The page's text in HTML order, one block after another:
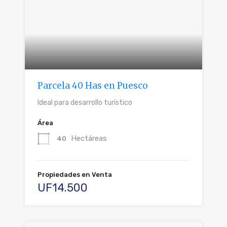
Parcela 40 Has en Puesco
Ideal para desarrollo turístico
Área
40 Hectáreas
Propiedades en Venta
UF14.500